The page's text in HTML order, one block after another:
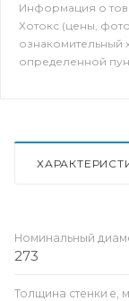
Информация о
Хотокс (цены,
ознакомительный
определенной
Номинальный
273
Толщина стенки e,